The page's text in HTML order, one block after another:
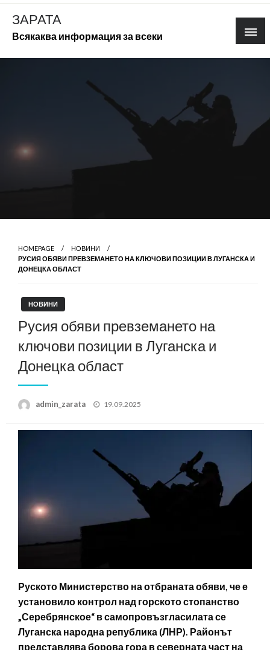
Skip
content
ЗАРАТА
Всякаква информация за всеки
HOMEPAGE
НОВИНИ
РУСИЯ ОБЯВИ ПРЕВЗЕМАНЕТО НА КЛЮЧОВИ ПОЗИЦИИ В ЛУГАНСКА И
ДОНЕЦКА ОБЛАСТ
НОВИНИ
Русия обяви превземането на
ключови позиции в Луганска и
Донецка област
admin_zarata
Posted
19.09.2025
Руското Министерство на отбраната обяви, че е
установило контрол над горското стопанство
„Серебрянское“ в самопровъзгласилата се
Луганска народна република (ЛНР). Районът
представлява борова гора в северната част на